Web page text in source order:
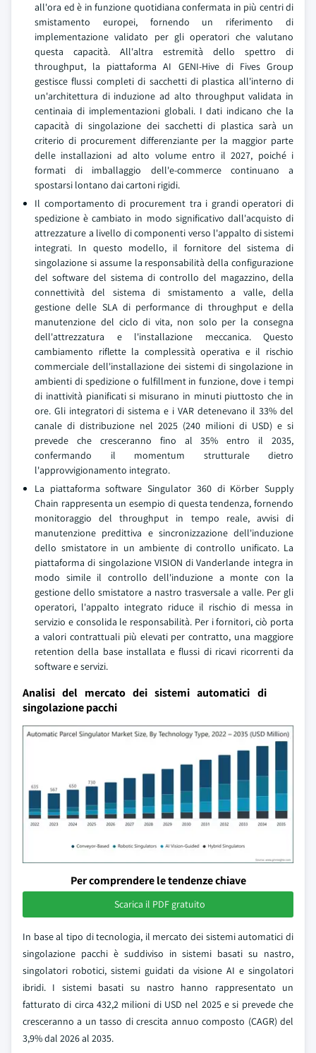
all'ora ed è in funzione quotidiana confermata in più centri di
smistamento europei, fornendo un riferimento di
implementazione validato per gli operatori che valutano
questa capacità. All'altra estremità dello spettro di
throughput, la piattaforma AI GENI-Hive di Fives Group
gestisce flussi completi di sacchetti di plastica all'interno di
un'architettura di induzione ad alto throughput validata in
centinaia di implementazioni globali. I dati indicano che la
capacità di singolazione dei sacchetti di plastica sarà un
criterio di procurement differenziante per la maggior parte
delle installazioni ad alto volume entro il 2027, poiché i
formati di imballaggio dell'e-commerce continuano a
spostarsi lontano dai cartoni rigidi.
Il comportamento di procurement tra i grandi operatori di
spedizione è cambiato in modo significativo dall'acquisto di
attrezzature a livello di componenti verso l'appalto di sistemi
integrati. In questo modello, il fornitore del sistema di
singolazione si assume la responsabilità della configurazione
del software del sistema di controllo del magazzino, della
connettività del sistema di smistamento a valle, della
gestione delle SLA di performance di throughput e della
manutenzione del ciclo di vita, non solo per la consegna
dell'attrezzatura e l'installazione meccanica. Questo
cambiamento riflette la complessità operativa e il rischio
commerciale dell'installazione dei sistemi di singolazione in
ambienti di spedizione o fulfillment in funzione, dove i tempi
di inattività pianificati si misurano in minuti piuttosto che in
ore. Gli integratori di sistema e i VAR detenevano il 33% del
canale di distribuzione nel 2025 (240 milioni di USD) e si
prevede che cresceranno fino al 35% entro il 2035,
confermando il momentum strutturale dietro
l'approvvigionamento integrato.
La piattaforma software Singulator 360 di Körber Supply
Chain rappresenta un esempio di questa tendenza, fornendo
monitoraggio del throughput in tempo reale, avvisi di
manutenzione predittiva e sincronizzazione dell'induzione
dello smistatore in un ambiente di controllo unificato. La
piattaforma di singolazione VISION di Vanderlande integra in
modo simile il controllo dell'induzione a monte con la
gestione dello smistatore a nastro trasversale a valle. Per gli
operatori, l'appalto integrato riduce il rischio di messa in
servizio e consolida le responsabilità. Per i fornitori, ciò porta
a valori contrattuali più elevati per contratto, una maggiore
retention della base installata e flussi di ricavi ricorrenti da
software e servizi.
Analisi del mercato dei sistemi automatici di
singolazione pacchi
Per comprendere le tendenze chiave
Scarica il PDF gratuito
In base al tipo di tecnologia, il mercato dei sistemi automatici di
singolazione pacchi è suddiviso in sistemi basati su nastro,
singolatori robotici, sistemi guidati da visione AI e singolatori
ibridi. I sistemi basati su nastro hanno rappresentato un
fatturato di circa 432,2 milioni di USD nel 2025 e si prevede che
cresceranno a un tasso di crescita annuo composto (CAGR) del
3,9% dal 2026 al 2035.